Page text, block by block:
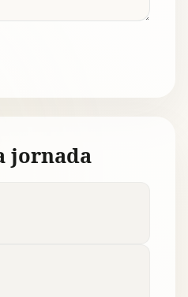
jornada